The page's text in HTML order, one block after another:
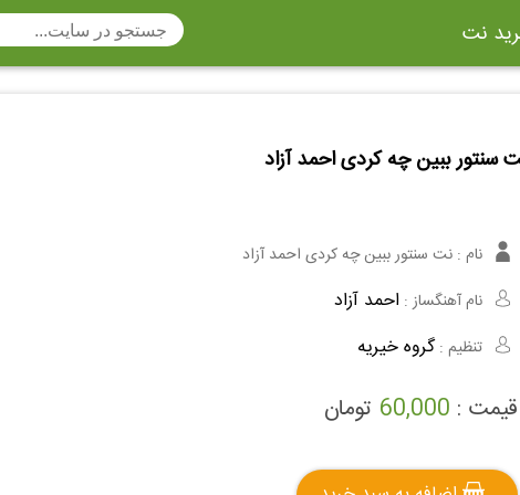
نت
سه تار
گلوکن اشپیل ویبرافون
نی هفت بند وکال
ویولا
سنتور ببین چه کردی احمد آزاد
نام : نت سنتور ببین چه کردی احمد آزاد
نام آهنگساز : احمد آزاد
تنظیم :گروه خیریه
قیمت : 60,000 تومان